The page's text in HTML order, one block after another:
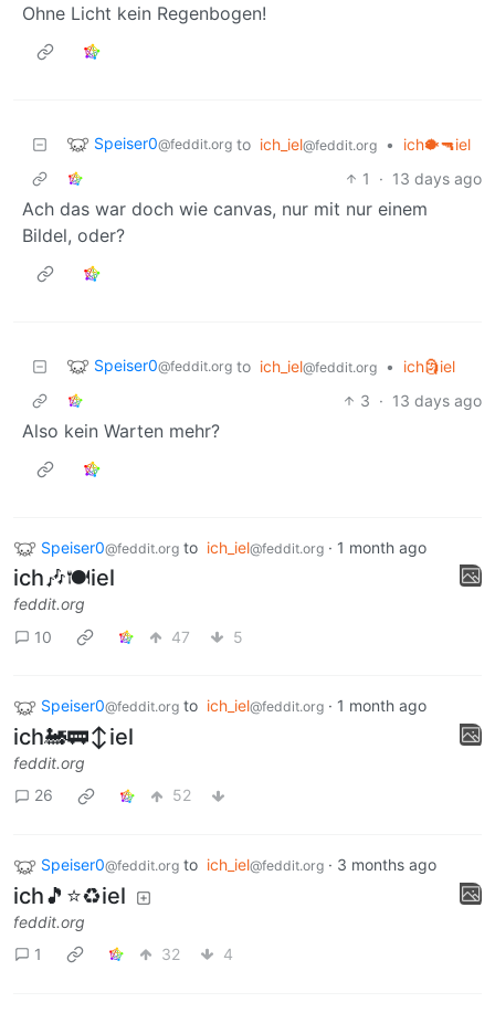
Ohne Licht kein Regenbogen!
Speiser0@feddit.org to ich_iel@feddit.org •
ich🐡🔫iel
1
· 13 days ago
Ach das war doch wie canvas, nur mit nur einem
Bildel, oder?
Speiser0@feddit.org to ich_iel@feddit.org •
ich🗿iel
3 · 13 days ago
Also kein Warten mehr?
Speiser0@feddit.org to ich_iel@feddit.org · 1 month ago
ich🎶🍽️iel
feddit.org
10
47 5
Speiser0@feddit.org to ich_iel@feddit.org · 1 month ago
ich🚂🚃↕iel
feddit.org
26
52
Speiser0@feddit.org to ich_iel@feddit.org · 3 months ago
ich🎵⭐♻️iel
feddit.org
1
32 4